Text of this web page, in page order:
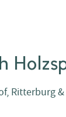
Ritterburg &